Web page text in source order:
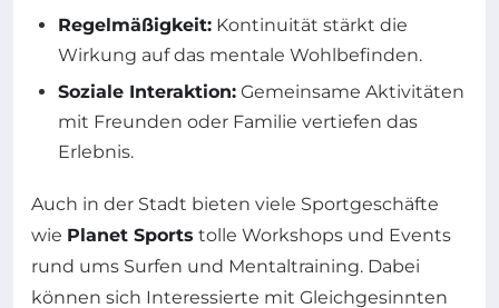
Regelmäßigkeit: Kontinuität stärkt die
Wirkung auf das mentale Wohlbefinden.
Soziale Interaktion: Gemeinsame Aktivitäten
mit Freunden oder Familie vertiefen das
Erlebnis.
Auch in der Stadt bieten viele Sportgeschäfte
wie Planet Sports tolle Workshops und Events
rund ums Surfen und Mentaltraining. Dabei
können sich Interessierte mit Gleichgesinnten